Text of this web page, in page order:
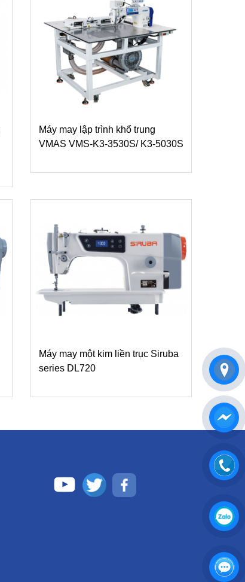
Máy may lập trình khổ trung
VMAS VMS-K3-3530S/ K3-5030S
Máy may một kim liền trục Siruba
series DL720